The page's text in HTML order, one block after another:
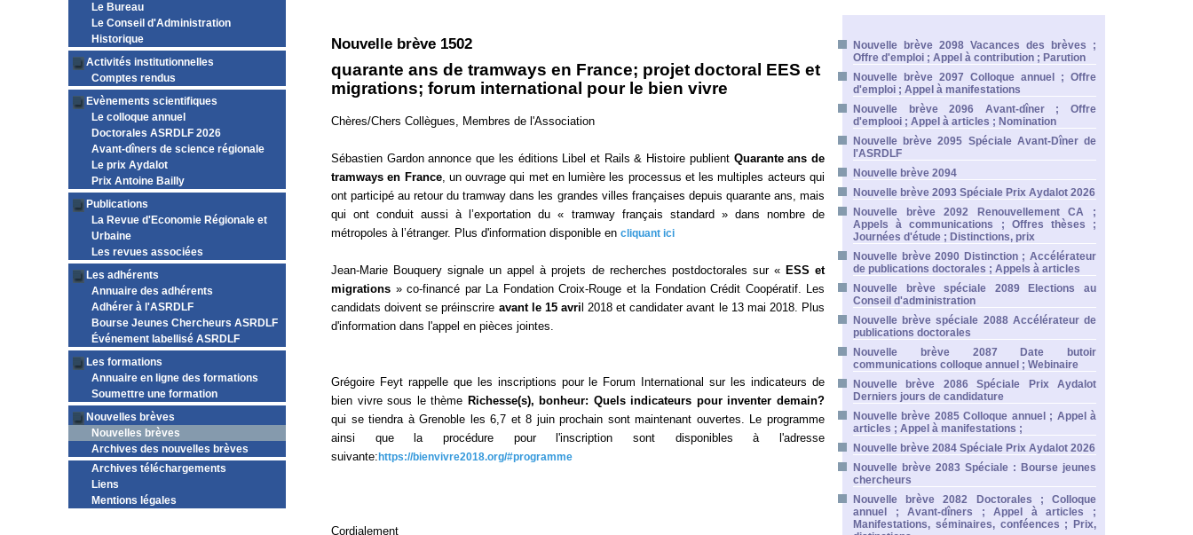
Le Bureau
Le Conseil d'Administration
Historique
Activités institutionnelles
Comptes rendus
Evènements scientifiques
Le colloque annuel
Doctorales ASRDLF 2026
Avant-dîners de science régionale
Le prix Aydalot
Prix Antoine Bailly
Publications
La Revue d'Economie Régionale et
Urbaine
Les revues associées
Les adhérents
Annuaire des adhérents
Adhérer à l'ASRDLF
Bourse Jeunes Chercheurs ASRDLF
Événement labellisé ASRDLF
Les formations
Annuaire en ligne des formations
Soumettre une formation
Nouvelles brèves
Nouvelles brèves
Archives des nouvelles brèves
Archives téléchargements
Liens
Mentions légales
Nouvelle brève 1502
quarante ans de tramways en France; projet doctoral EES et
migrations; forum international pour le bien vivre
Chères/Chers Collègues, Membres de l'Association
Sébastien Gardon annonce que les éditions Libel et Rails & Histoire publient Quarante ans de
tramways en France, un ouvrage qui met en lumière les processus et les multiples acteurs qui
ont participé au retour du tramway dans les grandes villes françaises depuis quarante ans, mais
qui ont conduit aussi à l’exportation du « tramway français standard » dans nombre de
métropoles à l’étranger. Plus d'information disponible en cliquant ici
Jean-Marie Bouquery signale un appel à projets de recherches postdoctorales sur «ESS et
migrations » co-financé par La Fondation Croix-Rouge et la Fondation Crédit Coopératif. Les
candidats doivent se préinscrire avant le 15 avri l 2018 et candidater avant le 13 mai 2018. Plus
d'information dans l'appel en pièces jointes.
Grégoire Feyt rappelle que les inscriptions pour le Forum International sur les indicateurs de
bien vivre sous le thème Richesse(s), bonheur: Quels indicateurs pour inventer demain?
qui se tiendra à Grenoble les 6,7 et 8 juin prochain sont maintenant ouvertes. Le programme
ainsi que la procédure pour l'inscription sont disponibles à l'adresse
suivante: https://bienvivre2018.org/#programme
Cordialement
Nouvelle brève 2098 Vacances des brèves ;
Offre d'emploi ; Appel à contribution ; Parution
Nouvelle brève 2097 Colloque annuel ; Offre
d'emploi ; Appel à manifestations
Nouvelle brève 2096 Avant-dîner ; Offre
d'emplooi ; Appel à articles ; Nomination
Nouvelle brève 2095 Spéciale Avant-Dîner de
l'ASRDLF
Nouvelle brève 2094
Nouvelle brève 2093 Spéciale Prix Aydalot 2026
Nouvelle brève 2092 Renouvellement CA ;
Appels à communications ; Offres thèses ;
Journées d'étude ; Distinctions, prix
Nouvelle brève 2090 Distinction ; Accélérateur
de publications doctorales ; Appels à articles
Nouvelle brève spéciale 2089 Elections au
Conseil d'administration
Nouvelle brève spéciale 2088 Accélérateur de
publications doctorales
Nouvelle brève 2087 Date butoir
communications colloque annuel ; Webinaire
Nouvelle brève 2086 Spéciale Prix Aydalot
Derniers jours de candidature
Nouvelle brève 2085 Colloque annuel ; Appel à
articles ; Appel à manifestations ;
Nouvelle brève 2084 Spéciale Prix Aydalot 2026
Nouvelle brève 2083 Spéciale : Bourse jeunes
chercheurs
Nouvelle brève 2082 Doctorales ; Colloque
annuel ; Avant-dîners ; Appel à articles ;
Manifestations, séminaires, conféences ; Prix,